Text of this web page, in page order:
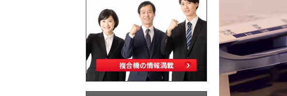
複合機の情報満載